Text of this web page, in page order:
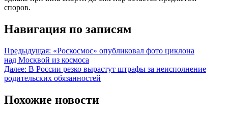
споров.
Навигация по записям
Предыдущая: «Роскосмос» опубликовал фото циклона
над Москвой из космоса
Далее: В России резко вырастут штрафы за неисполнение
родительских обязанностей
Похожие новости